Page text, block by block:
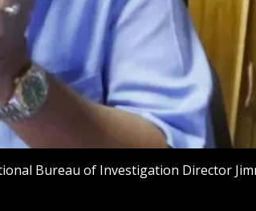
Bureau of Investigation Director